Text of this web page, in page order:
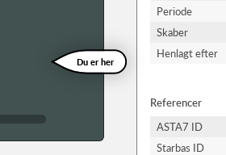
Du er her
Periode
Skaber
Henlagt efter
Referencer
ASTA7 ID
Starbas ID